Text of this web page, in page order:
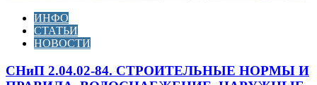
ИНФО
СТАТЬИ
НОВОСТИ
СНиП 2.04.02-84. СТРОИТЕЛЬНЫЕ НОРМЫ И